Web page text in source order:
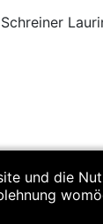
und die